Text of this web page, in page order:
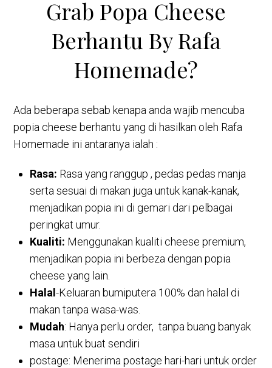
Grab Popa Cheese
Berhantu By Rafa
Homemade?
Ada beberapa sebab kenapa anda wajib mencuba
popia cheese berhantu yang di hasilkan oleh Rafa
Homemade ini antaranya ialah :
Rasa: Rasa yang ranggup , pedas pedas manja
serta sesuai di makan juga untuk kanak-kanak,
menjadikan popia ini di gemari dari pelbagai
peringkat umur.
Kualiti: Menggunakan kualiti cheese premium,
menjadikan popia ini berbeza dengan popia
cheese yang lain.
Halal-Keluaran bumiputera 100% dan halal di
makan tanpa wasa-was.
Mudah: Hanya perlu order, tanpa buang banyak
masa untuk buat sendiri
postage: Menerima postage hari-hari untuk order